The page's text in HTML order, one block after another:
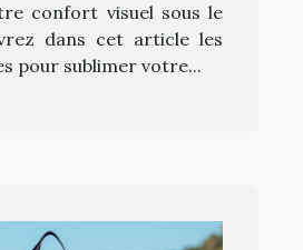
confort visuel sous le
dans cet article les
pour sublimer votre...